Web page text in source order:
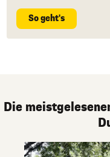
So geht's
Die